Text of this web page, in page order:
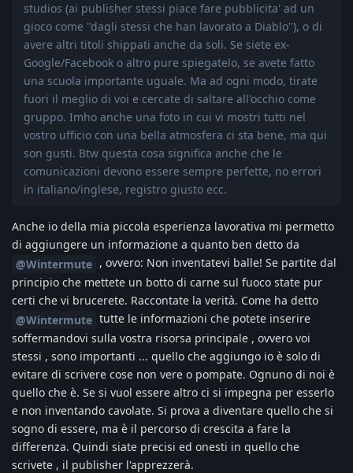
studios (ai publisher stessi piace fare pubblicita' ad un
gioco come "dagli stessi che han lavorato a Diablo"), o di
avere altri titoli shippati anche da soli. Se siete ex-
Google/Facebook o altro pure spiegatelo, se avete fatto
una scuola importante uguale. Ma ad ogni modo, tirate
fuori il meglio di voi e cercate di saltare all'occhio come
gruppo. Imho anche una foto in cui vi mostri tutti nel
vostro ufficio con una bella atmosfera ci sta bene, ma qui
son gusti. Btw questa cosa significa anche che le
comunicazioni devono essere sempre perfette, no errori
in italiano/inglese, registro giusto ecc.
Anche io della mia piccola esperienza lavorativa mi permetto
di aggiungere un informazione a quanto ben detto da
@Wintermute , ovvero: Non inventatevi balle! Se partite dal
principio che mettete un botto di carne sul fuoco state pur
certi che vi brucerete. Raccontate la verità. Come ha detto
@Wintermute tutte le informazioni che potete inserire
soffermandovi sulla vostra risorsa principale , ovvero voi
stessi , sono importanti ... quello che aggiungo io è solo di
evitare di scrivere cose non vere o pompate. Ognuno di noi è
quello che è. Se si vuol essere altro ci si impegna per esserlo
e non inventando cavolate. Si prova a diventare quello che si
sogno di essere, ma è il percorso di crescita a fare la
differenza. Quindi siate precisi ed onesti in quello che
scrivete , il publisher l'apprezzerà.